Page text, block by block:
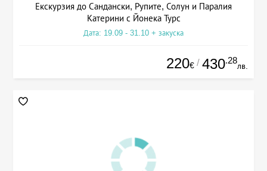
Екскурзия до Сандански, Рупите, Солун и Паралия
Катерини с Йонека Турс
Дата: 19.09 - 31.10 + закуска
220€ / 430.28
лв.